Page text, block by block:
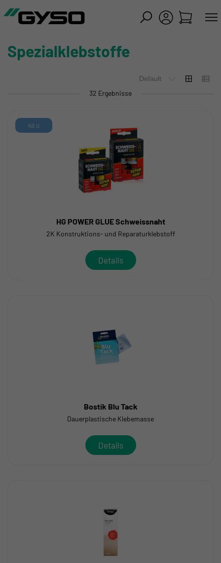
Spezialklebstoffe
32 Ergebnisse
NEU
HG POWER GLUE Schweissnaht
2K Konstruktions- und Reparaturklebstoff
Details
Bostik Blu Tack
Dauerplastische Klebemasse
Details